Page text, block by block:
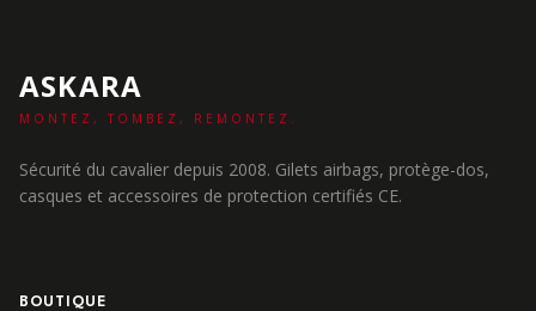
ASKARA
MONTEZ, TOMBEZ, REMONTEZ.
Sécurité du cavalier depuis 2008. Gilets airbags, protège-dos,
casques et accessoires de protection certifiés CE.
BOUTIQUE